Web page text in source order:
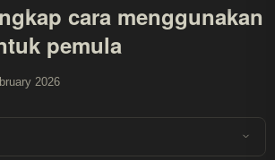
cara menggunakan
pemula
2026